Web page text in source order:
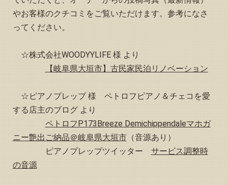
した
2024.06.11
2024.06.01
「縁音よもやま話」に追加記事を掲載しました
「予約状況」お知らせページに６月から８月までのカレン
ダーを掲載しました
2024.05.22
トップページ下方の「観光情報、その他イベント等のお知
2024.05.05
トップページ下方の「観光情報、その他イベント等のお知
やお客様のクチコミをご覧いただけます。参考になさ
ってください。
☆株式会社WOODYYLIFE 様 より
【岐阜県大垣市】古民家民泊リノベーション
☆ピアノプレップ 様 ペトロフピアノ＆チェコを愛
する店主のブログ より
ペトロフP173Breeze Demichippendaleマホガ
ニー艶出ご納品＠岐阜県大垣市（音源あり）
ピアノプレップツイッター サービス調整時
の音源